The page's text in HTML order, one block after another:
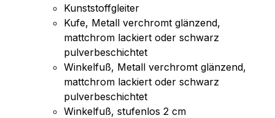
Kunststoffgleiter
Kufe, Metall verchromt glänzend,
mattchrom lackiert oder schwarz
pulverbeschichtet
Winkelfuß, Metall verchromt glänzend,
mattchrom lackiert oder schwarz
pulverbeschichtet
Winkelfuß, stufenlos 2 cm